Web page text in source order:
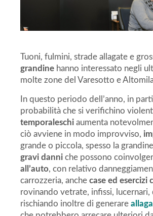
Tuoni, fulmini, strade allagate e
grandine hanno interessato negli
molte zone del Varesotto e
In questo periodo dell’anno, in
probabilità che si verifichino
temporaleschi aumenta
ciò avviene in modo improvviso,
grande o piccola, spesso la
gravi danni che possono
all’auto, con relativo
carrozzeria, anche case ed esercizi
rovinando vetrate, infissi, lucernari,
rischiando inoltre di generare